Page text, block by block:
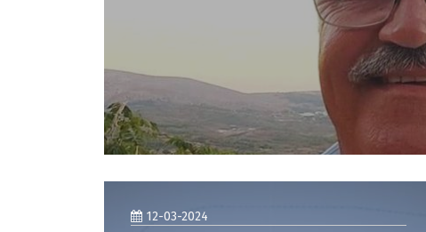
12-03-2024